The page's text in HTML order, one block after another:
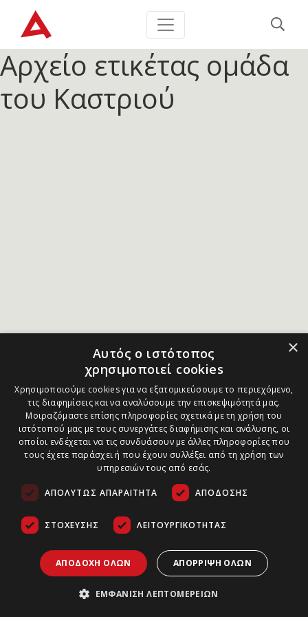
Αρχείο ετικέτας ομάδα
του Καστριού
×
Αυτός ο ιστότοπος
χρησιμοποιεί cookies
Χρησιμοποιούμε cookies για να εξατομικεύσουμε το περιεχόμενο,
τις διαφημίσεις και να αναλύσουμε την επισκεψιμότητά μας.
Μοιραζόμαστε επίσης πληροφορίες σχετικά με τη χρήση του
ιστότοπού μας με τους συνεργάτες διαφήμισης και ανάλυσης, οι
οποίοι ενδέχεται να τις συνδυάσουν με άλλες πληροφορίες που
τους έχετε παράσχει ή που έχουν συλλέξει από τη χρήση των
υπηρεσιών τους από εσάς.
ΑΠΟΛΎΤΩΣ ΑΠΑΡΑΊΤΗΤΑ ΑΠΌΔΟΣΗΣ
ΣΤΌΧΕΥΣΗΣ ΛΕΙΤΟΥΡΓΙΚΌΤΗΤΑΣ
ΑΠΟΔΟΧΉ ΌΛΩΝ ΑΠΌΡΡΙΨΗ ΌΛΩΝ
ΕΜΦΆΝΙΣΗ ΛΕΠΤΟΜΕΡΕΙΏΝ